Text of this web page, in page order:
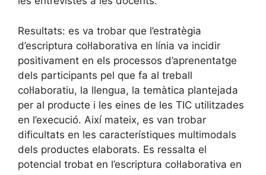
Resultats: es va trobar que l’estratègia
d’escriptura col·laborativa en línia va incidir
positivament en els processos d’aprenentatge
dels participants pel que fa al treball
col·laboratiu, la llengua, la temàtica plantejada
per al producte i les eines de les TIC utilitzades
en l’execució. Així mateix, es van trobar
dificultats en les característiques multimodals
dels productes elaborats. Es ressalta el
potencial trobat en l’escriptura col·laborativa en